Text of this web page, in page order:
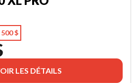
$
LES DÉTAILS